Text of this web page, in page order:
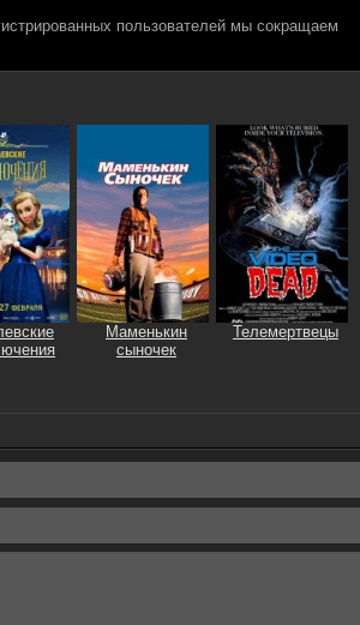
пользователей мы сокращаем
Маменькин
сыночек
Телемертвецы